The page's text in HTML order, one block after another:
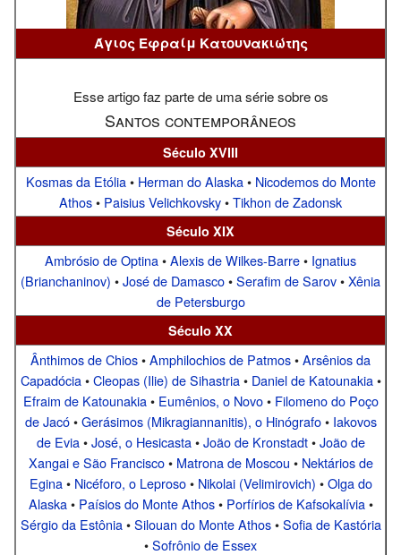
Άγιος Εφραίμ Κατουνακιώτης
Esse artigo faz parte de uma série sobre os
Santos contemporâneos
Século XVIII
Kosmas da Etólia• Herman do Alaska• Nicodemos do Monte
Athos• Paisius Velichkovsky•Tikhon de Zadonsk
Século XIX
Ambrósio de Optina•Alexis de Wilkes-Barre• Ignatius
(Brianchaninov) •José de Damasco•Serafim de Sarov•Xênia
de Petersburgo
Século XX
Ânthimos de Chios•Amphilochios de Patmos•Arsênios da
Capadócia•Cleopas (Ilie) de Sihastria• Daniel de Katounakia•
Efraim de Katounakia• Eumênios, o Novo• Filomeno do Poço
de Jacó•Gerásimos (Mikragiannanitis), o Hinógrafo• Iakovos
de Evia•José, o Hesicasta•João de Kronstadt•João de
Xangai e São Francisco• Matrona de Moscou • Nektários de
Egina• Nicéforo, o Leproso• Nikolai (Velimirovich) •Olga do
Alaska• Paísios do Monte Athos• Porfírios de Kafsokalívia•
Sérgio da Estônia•Silouan do Monte Athos•Sofia de Kastória
•Sofrônio de Essex